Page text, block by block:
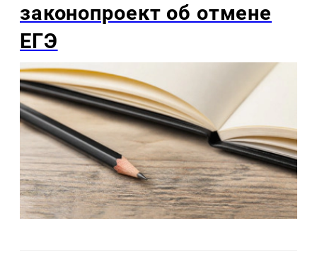
законопроект об отмене
ЕГЭ